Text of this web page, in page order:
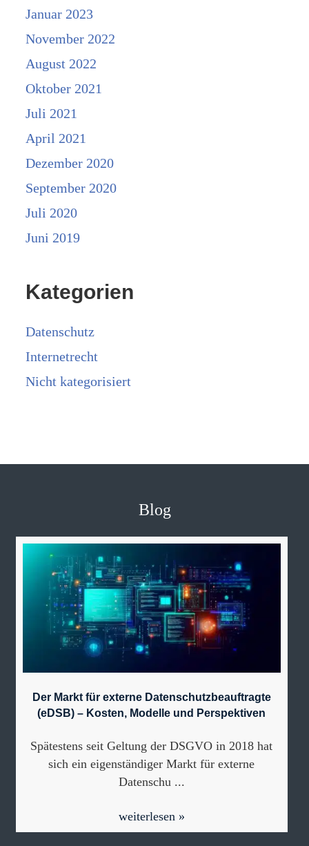
Januar 2023
November 2022
August 2022
Oktober 2021
Juli 2021
April 2021
Dezember 2020
September 2020
Juli 2020
Juni 2019
Kategorien
Datenschutz
Internetrecht
Nicht kategorisiert
Blog
Der Markt für externe Datenschutzbeauftragte
(eDSB) – Kosten, Modelle und Perspektiven
Spätestens seit Geltung der DSGVO in 2018 hat
sich ein eigenständiger Markt für externe
Datenschu ...
weiterlesen »